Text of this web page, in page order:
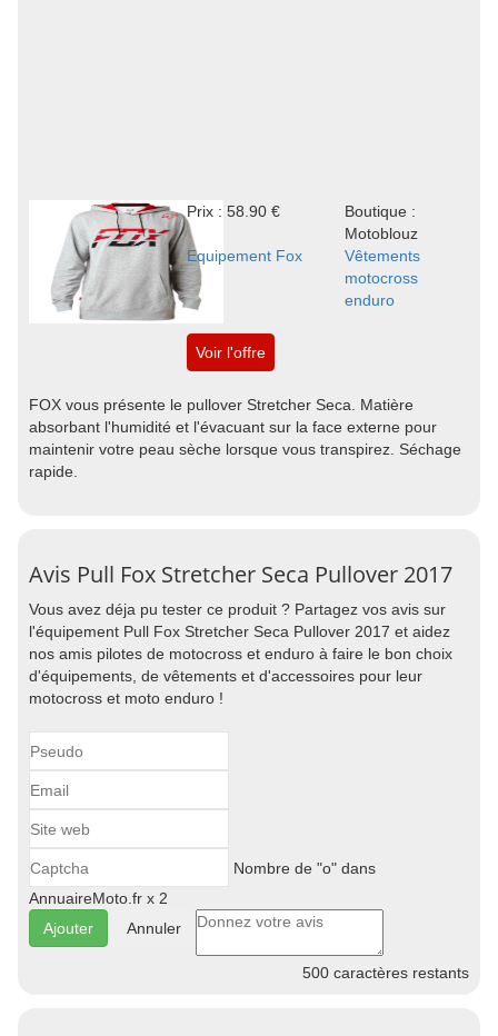
Prix : 58.90 €
Boutique :
Motoblouz
Equipement Fox
Vêtements
motocross
enduro
Voir l'offre
FOX vous présente le pullover Stretcher Seca. Matière
absorbant l'humidité et l'évacuant sur la face externe pour
maintenir votre peau sèche lorsque vous transpirez. Séchage
rapide.
Avis Pull Fox Stretcher Seca Pullover 2017
Vous avez déja pu tester ce produit ? Partagez vos avis sur
l'équipement Pull Fox Stretcher Seca Pullover 2017 et aidez
nos amis pilotes de motocross et enduro à faire le bon choix
d'équipements, de vêtements et d'accessoires pour leur
motocross et moto enduro !
Nombre de "o" dans
AnnuaireMoto.fr x 2
Annuler
500 caractères restants